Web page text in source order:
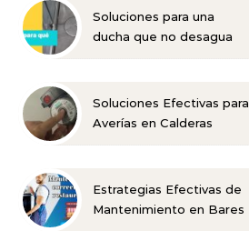
Soluciones para una
ducha que no desagua
Soluciones Efectivas para
Averías en Calderas
Estrategias Efectivas de
Mantenimiento en Bares